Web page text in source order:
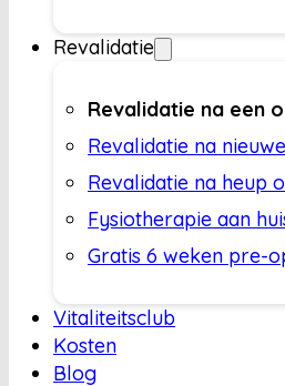
Revalidatie
Revalidatie na een
Revalidatie na
Revalidatie na heup
Fysiotherapie aan
Gratis 6 weken pre-
Vitaliteitsclub
Kosten
Blog